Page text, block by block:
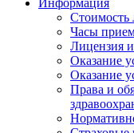
Информация
Стоимость
Часы
Лицензия
Оказание
Оказание
Права и